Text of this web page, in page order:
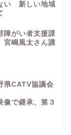
い 新しい地域
障がい者支援課
嶋風太さん講
県CATV協議会
像で継承、第３